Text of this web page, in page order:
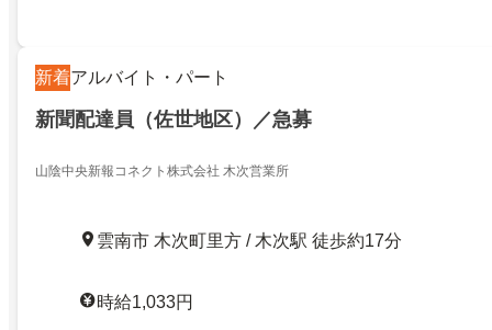
新着アルバイト・パート
新聞配達員（佐世地区）／急募
山陰中央新報コネクト株式会社 木次営業所
雲南市 木次町里方 / 木次駅 徒歩約17分
時給1,033円